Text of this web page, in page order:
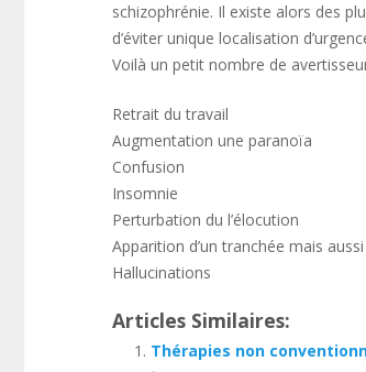
schizophrénie. Il existe alors des
d’éviter unique localisation
Voilà un petit nombre de
Retrait du travail
Augmentation une paranoïa
Confusion
Insomnie
Perturbation du l’élocution
Apparition d’un tranchée mais
Hallucinations
Articles Similaires:
Thérapies non